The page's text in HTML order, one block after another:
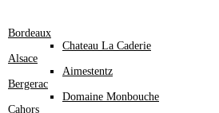
Bordeaux
Chateau La Caderie
Alsace
Aimestentz
Bergerac
Domaine Monbouche
Cahors